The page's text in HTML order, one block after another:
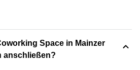
Space in Mainzer
anschließen?